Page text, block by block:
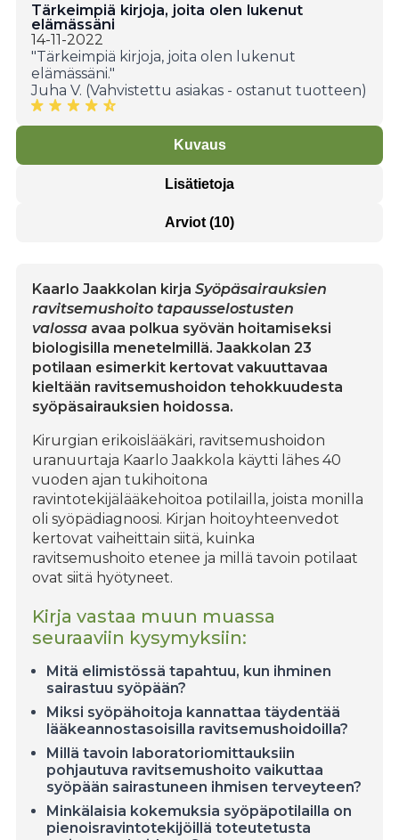
Tärkeimpiä kirjoja, joita olen lukenut
elämässäni
14-11-2022
"Tärkeimpiä kirjoja, joita olen lukenut
elämässäni."
Juha V. (Vahvistettu asiakas - ostanut tuotteen)
Kuvaus
Lisätietoja
Arviot (10)
Kaarlo Jaakkolan kirja Syöpäsairauksien
ravitsemushoito tapausselostusten
valossaavaa polkua syövän hoitamiseksi
biologisilla menetelmillä. Jaakkolan 23
potilaan esimerkit kertovat vakuuttavaa
kieltään ravitsemushoidon tehokkuudesta
syöpäsairauksien hoidossa.
Kirurgian erikoislääkäri, ravitsemushoidon
uranuurtaja Kaarlo Jaakkola käytti lähes 40
vuoden ajan tukihoitona
ravintotekijälääkehoitoa potilailla, joista monilla
oli syöpädiagnoosi. Kirjan hoitoyhteenvedot
kertovat vaiheittain siitä, kuinka
ravitsemushoito etenee ja millä tavoin potilaat
ovat siitä hyötyneet.
Kirja vastaa muun muassa
seuraaviin kysymyksiin:
Mitä elimistössä tapahtuu, kun ihminen
sairastuu syöpään?
Miksi syöpähoitoja kannattaa täydentää
lääkeannostasoisilla ravitsemushoidoilla?
Millä tavoin laboratoriomittauksiin
pohjautuva ravitsemushoito vaikuttaa
syöpään sairastuneen ihmisen terveyteen?
Minkälaisia kokemuksia syöpäpotilailla on
pienoisravintotekijöillä toteutetusta